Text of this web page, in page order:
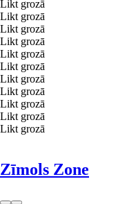
Likt grozā
Likt grozā
Likt grozā
Likt grozā
Likt grozā
Likt grozā
Likt grozā
Likt grozā
Likt grozā
Likt grozā
Likt grozā
Zīmols Zone